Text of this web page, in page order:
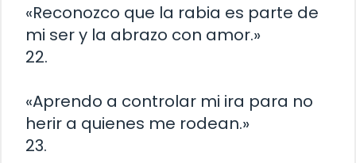
«Reconozco que la rabia es parte de
mi ser y la abrazo con amor.»
22.
«Aprendo a controlar mi ira para no
herir a quienes me rodean.»
23.